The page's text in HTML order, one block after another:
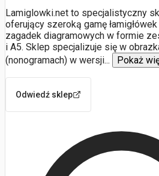
Lamiglowki.net to specjalistyczny
oferujący szeroką gamę
zagadek diagramowych w formie
i A5. Sklep specjalizuje się w
(nonogramach) w wersji... Pokaż
Odwiedź sklep